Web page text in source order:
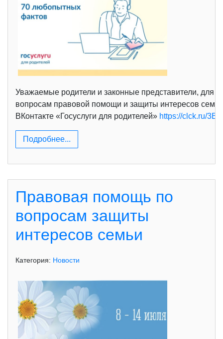
Уважаемые родители и законные представители, для
вопросам правовой помощи и защиты интересов
ВКонтакте «Госуслуги для родителей» https://clck.ru/
Подробнее...
Правовая помощь по
вопросам защиты
интересов семьи
Категория: Новости